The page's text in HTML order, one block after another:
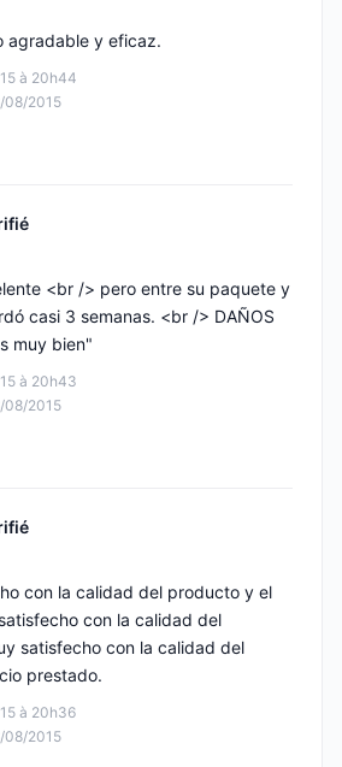
à 20h44
08/2015
agradable y eficaz.
à 20h43
08/2015
<br /> pero entre su paquete y
casi 3 semanas. <br /> DAÑOS
muy bien"
à 20h36
08/2015
con la calidad del producto y el
con la calidad del
satisfecho con la calidad del
prestado.